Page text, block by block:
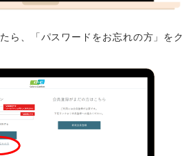
ら、「パスワードをお忘れの方」をク